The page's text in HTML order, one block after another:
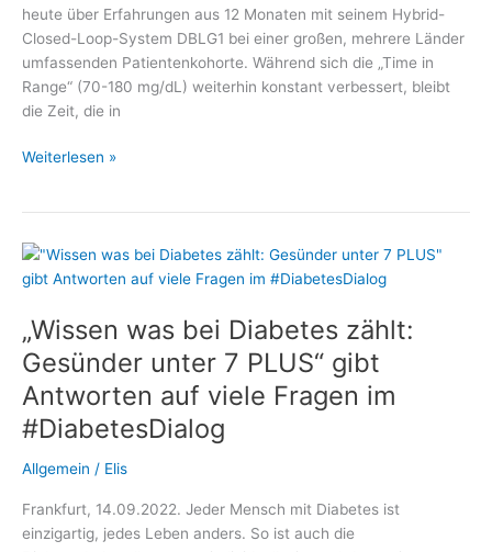
heute über Erfahrungen aus 12 Monaten mit seinem Hybrid-
Closed-Loop-System DBLG1 bei einer großen, mehrere Länder
umfassenden Patientenkohorte. Während sich die „Time in
Range“ (70-180 mg/dL) weiterhin konstant verbessert, bleibt
die Zeit, die in
12
Erfolge
mit
AID:
Weiterlesen »
„Wissen was bei Diabetes zählt:
Gesünder unter 7 PLUS“ gibt
Antworten auf viele Fragen im
#DiabetesDialog
Allgemein / Elis
Frankfurt, 14.09.2022. Jeder Mensch mit Diabetes ist
einzigartig, jedes Leben anders. So ist auch die